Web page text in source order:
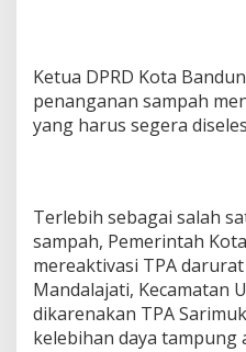
Ketua DPRD Kota
penanganan sampah
yang harus segera
Terlebih sebagai salah
sampah, Pemerintah
mereaktivasi TPA
Mandalajati, Kecamatan
dikarenakan TPA
kelebihan daya tampung